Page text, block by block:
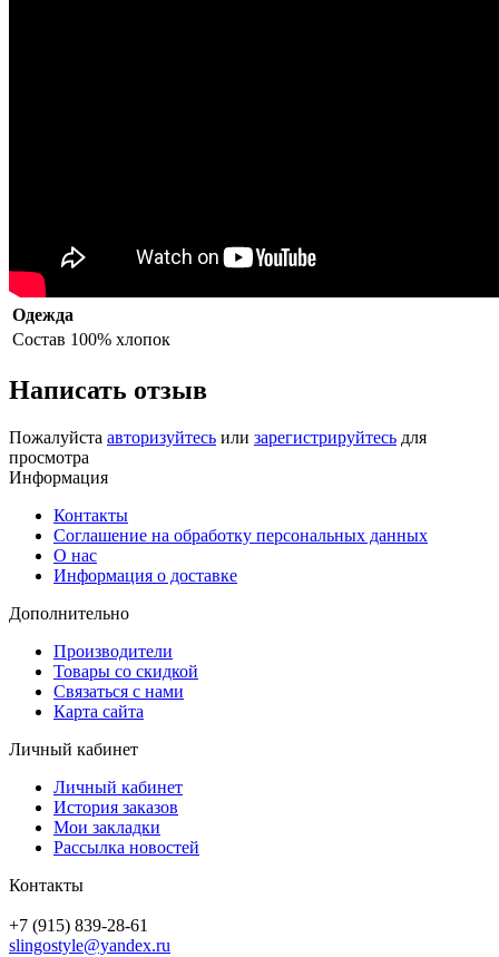
Одежда
Состав 100% хлопок
Написать отзыв
Пожалуйста авторизуйтесь или зарегистрируйтесь для
просмотра
Информация
Контакты
Соглашение на обработку персональных данных
О нас
Информация о доставке
Дополнительно
Производители
Товары со скидкой
Связаться с нами
Карта сайта
Личный кабинет
Личный кабинет
История заказов
Мои закладки
Рассылка новостей
Контакты
+7 (915) 839-28-61
slingostyle@yandex.ru